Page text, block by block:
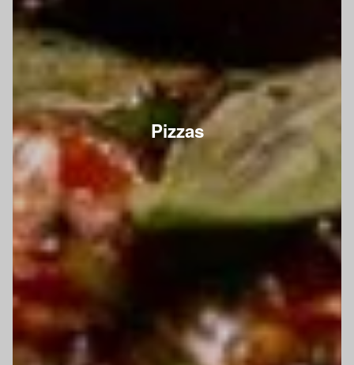
Pizzas